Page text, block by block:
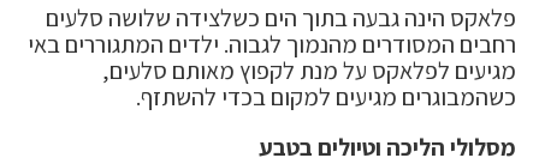
פלאקס הינה גבעה בתוך הים כשלצידה שלושה סלעים
רחבים המסודרים מהנמוך לגבוה. ילדים המתגוררים באי
מגיעים לפלאקס על מנת לקפוץ מאותם סלעים,
כשהמבוגרים מגיעים למקום בכדי להשתזף.
מסלולי הליכה וטיולים בטבע